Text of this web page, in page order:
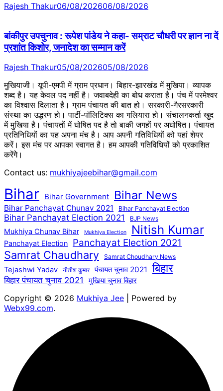
Rajesh Thakur06/08/202606/08/2026
बांकीपुर उपचुनाव : रूपेश पांडेय ने कहा- सम्राट चौधरी पर ज्ञान ना दें
प्रशांत किशोर, जनादेश का सम्मान करें
Rajesh Thakur05/08/202605/08/2026
मुखियाजी। यूपी-एमपी में ग्राम प्रधान। बिहार-झारखंड में मुखिया। व्यापक
शब्द है। यह केवल पद नहीं है। जवाबदेही का बोध कराता है। पंच में परमेश्वर
का विश्वास दिलाता है। ग्राम पंचायत की बात हो। सरकारी-गैरसरकारी
संस्था का उद्धरण हो। पार्टी-पॉलिटिक्स का गलियारा हो। संचालनकर्ता खुद
में मुखिया है। पंचायतों में घोषित पद है तो बाकी जगहों पर अघोषित। पंचायत
प्रतिनिधियों का यह अपना मंच है। आप अपनी गतिविधियों को यहां शेयर
करें। इस मंच पर आपका स्वागत है। हम आपकी गतिविधियों को प्रकाशित
करेंगेे।
Contact us: mukhiyajeebihar@gmail.com
Bihar Bihar Government Bihar News
Bihar Panchayat Chunav 2021 Bihar Panchayat Election
Bihar Panchayat Election 2021 BJP News
Mukhiya Chunav Bihar Mukhiya Election Nitish Kumar
Panchayat Election Panchayat Election 2021
Samrat Chaudhary Samrat Choudhary News
Tejashwi Yadav नीतीश कुमार पंचायत चुनाव 2021 बिहार
बिहार पंचायत चुनाव 2021 मुखिया चुनाव बिहार
Copyright © 2026 Mukhiya Jee | Powered by
Webx99.com.